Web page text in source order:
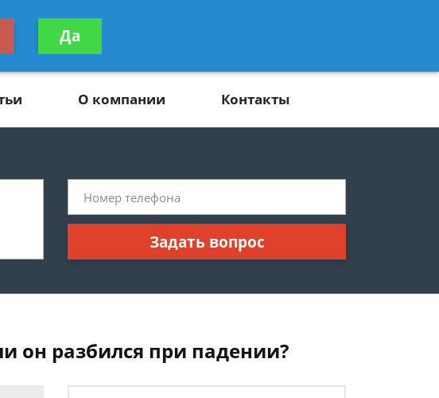
консультацию
бесплатно
О компании Контакты
Задать вопрос
он разбился при падении?
Да